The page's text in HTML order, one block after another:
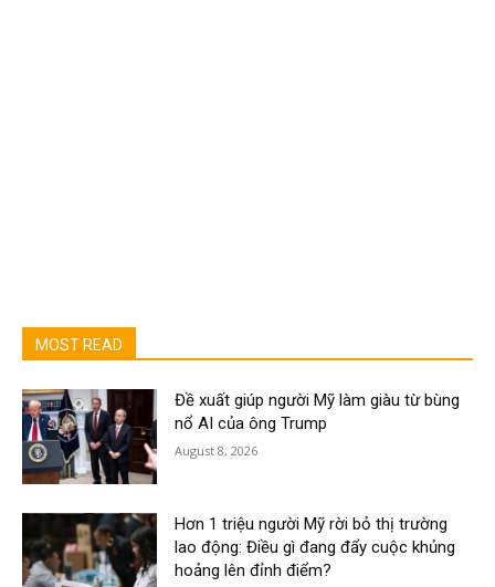
MOST READ
Đề xuất giúp người Mỹ làm giàu từ bùng
nổ AI của ông Trump
August 8, 2026
Hơn 1 triệu người Mỹ rời bỏ thị trường
lao động: Điều gì đang đẩy cuộc khủng
hoảng lên đỉnh điểm?